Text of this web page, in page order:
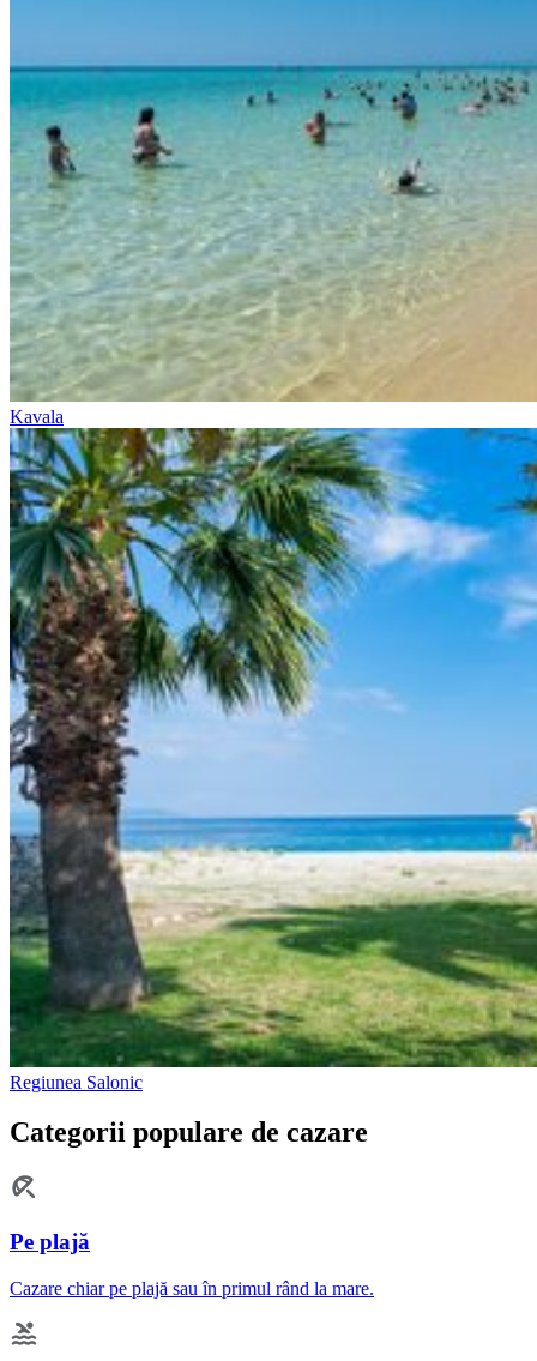
Kavala
Regiunea Salonic
Categorii populare de cazare
Pe plajă
Cazare chiar pe plajă sau în primul rând la mare.